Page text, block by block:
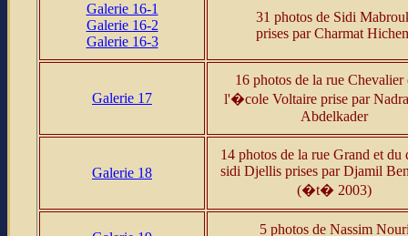
Galerie 16-1
Galerie 16-2
Galerie 16-3
31 photos de Sidi
prises par Charmat
Galerie 17
16 photos de la rue Chevalier
l'�cole Voltaire prise par
Abdelkader
Galerie 18
14 photos de la rue Grand et du
sidi Djellis prises par Djamil
(�t� 2003)
5 photos de Nassim